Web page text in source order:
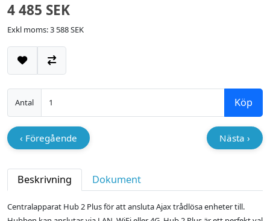
4 485 SEK
Exkl moms: 3 588 SEK
Lägg till i önskelistan
Jämför
Antal Köp
‹ Föregående Nästa ›
Beskrivning Dokument
Centralapparat Hub 2 Plus för att ansluta Ajax trådlösa enheter till.